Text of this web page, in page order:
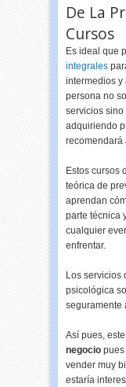
De La
Cursos
Es ideal que
integrales
intermedios y
persona no
servicios
adquiriendo
recomendará
Estos cursos
teórica de
aprendan
parte técnica
cualquier
enfrentar.
Los servicios
psicológica
seguramente
Así pues,
negocio
vender muy
estaría